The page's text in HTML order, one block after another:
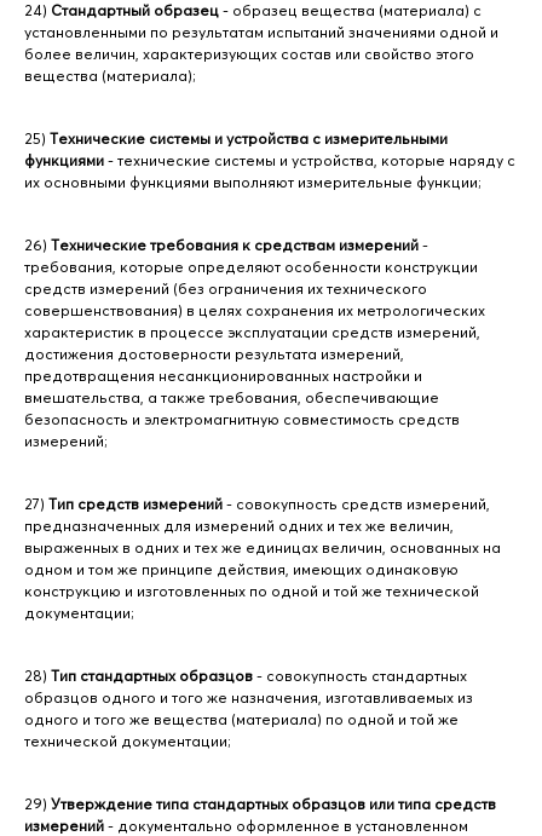
24) Стандартный образец - образец вещества (материала) с
установленными по результатам испытаний значениями одной и
более величин, характеризующих состав или свойство этого
вещества (материала);
25) Технические системы и устройства с измерительными
функциями - технические системы и устройства, которые наряду с
их основными функциями выполняют измерительные функции;
26) Технические требования к средствам измерений -
требования, которые определяют особенности конструкции
средств измерений (без ограничения их технического
совершенствования) в целях сохранения их метрологических
характеристик в процессе эксплуатации средств измерений,
достижения достоверности результата измерений,
предотвращения несанкционированных настройки и
вмешательства, а также требования, обеспечивающие
безопасность и электромагнитную совместимость средств
измерений;
27) Тип средств измерений - совокупность средств измерений,
предназначенных для измерений одних и тех же величин,
выраженных в одних и тех же единицах величин, основанных на
одном и том же принципе действия, имеющих одинаковую
конструкцию и изготовленных по одной и той же технической
документации;
28) Тип стандартных образцов - совокупность стандартных
образцов одного и того же назначения, изготавливаемых из
одного и того же вещества (материала) по одной и той же
технической документации;
29) Утверждение типа стандартных образцов или типа средств
измерений - документально оформленное в установленном